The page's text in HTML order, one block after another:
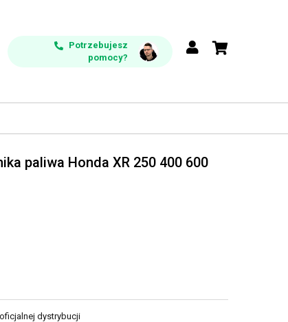
Potrzebujesz
pomocy?
paliwa Honda XR 250 400 600
dystrybucji